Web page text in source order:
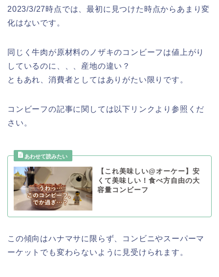
2023/3/27時点では、最初に見つけた時点からあまり変
化はないです。
同じく牛肉が原材料のノザキのコンビーフは値上がり
しているのに、、、産地の違い？
ともあれ、消費者としてはありがたい限りです。
コンビーフの記事に関しては以下リンクより参照くだ
さい。
【これ美味しい@オーケー】安
くて美味しい！食べ方自由の大
容量コンビーフ
この傾向はハナマサに限らず、コンビニやスーパーマ
ーケットでも変わらないように見受けられます。